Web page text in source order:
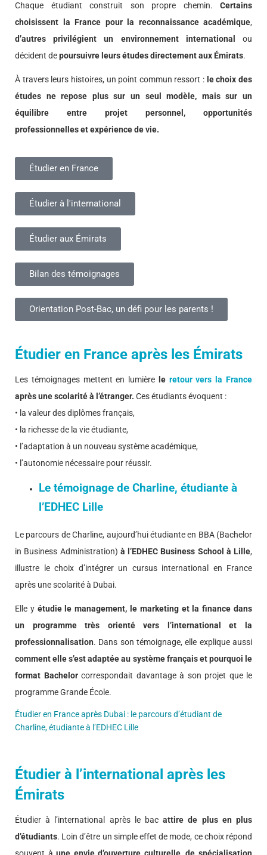
Chaque étudiant construit son propre chemin. Certains
choisissent la France pour la reconnaissance académique,
d’autres privilégient un environnement international
ou
décident depoursuivre leurs études directement aux Émirats.
À travers leurs histoires, un point commun ressort : le choix des
études ne repose plus sur un seul modèle, mais sur un
équilibre entre projet personnel, opportunités
professionnelles et expérience de vie.
Étudier en France
Étudier à l'international
Étudier aux Émirats
Bilan des témoignages
Orientation Post-Bac, un défi pour les parents !
Étudier en France après les Émirats
Les témoignages mettent en lumière le retour vers la France
après une scolarité à l’étranger. Ces étudiants évoquent :
• la valeur des diplômes français,
• la richesse de la vie étudiante,
• l’adaptation à un nouveau système académique,
• l’autonomie nécessaire pour réussir.
Le témoignage de Charline, étudiante à
l’EDHEC Lille
Le parcours de Charline, aujourd’hui étudiante en BBA (Bachelor
in Business Administration) à l’EDHEC Business School à Lille,
illustre le choix d’intégrer un cursus international en France
après une scolarité à Dubai.
Elle y étudie le management, le marketing et la finance dans
un programme très orienté vers l’international et la
professionnalisation. Dans son témoignage, elle explique aussi
comment elle s’est adaptée au système français et pourquoi le
format Bachelorcorrespondait davantage à son projet que le
programme Grande École.
Étudier en France après Dubai : le parcours d’étudiant de
Charline, étudiante à l’EDHEC Lille
Étudier à l’international après les
Émirats
Étudier à l’international après le bac attire de plus en plus
d’étudiants. Loin d’être un simple effet de mode, ce choix répond